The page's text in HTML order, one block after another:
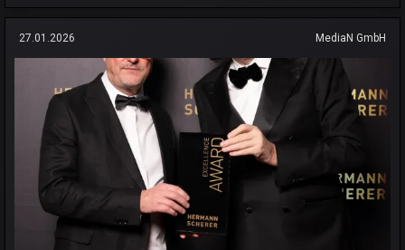
27.01.2026 MediaN GmbH